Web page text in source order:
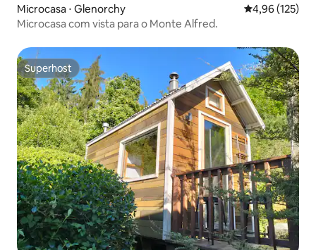
Microcasa ⋅ Glenorchy 4,96 de uma
4,96 (125)
Microcasa com vista para o Monte Alfred.
Superhost
Superhost